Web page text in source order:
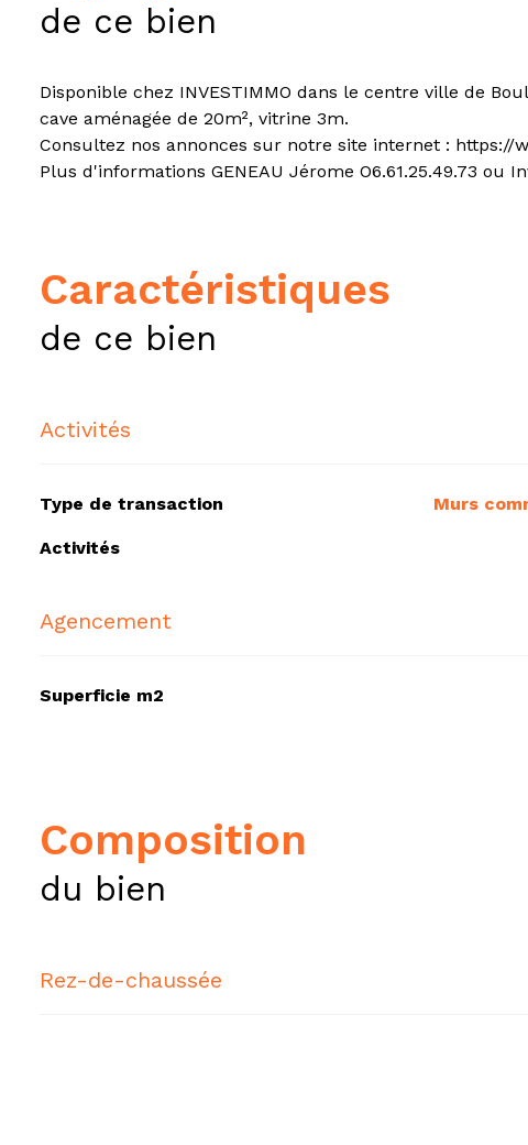
de ce bien
Disponible chez INVESTIMMO dans le centre ville de
cave aménagée de 20m², vitrine 3m.
Consultez nos annonces sur notre site internet : https://
Plus d'informations GENEAU Jérome O6.61.25.49.73 ou
caractéristiques
de ce bien
Activités
Type de transaction Murs
Activités
Agencement
Superficie m2
composition
du bien
Rez-de-chaussée